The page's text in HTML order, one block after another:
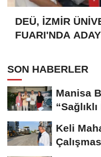
DEÜ, İZMİR
FUARI'NDA
SON HABERLER
Manisa
Keli